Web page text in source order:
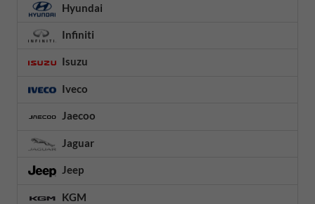
Hyundai
Infiniti
Isuzu
Iveco
Jaecoo
Jaguar
Jeep
KGM